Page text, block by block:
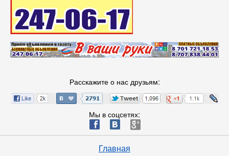
Расскажите о нас друзьям:
Мы в соцсетях:
ä æ è
Главная